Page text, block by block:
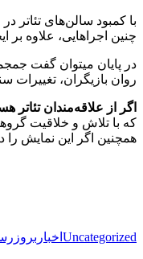
با کمبود سالن‌های تئاتر
چنین اجراهایی، علاوه بر
روان بازیگران، تغییرات
اگر از علاقه‌مندان تئاتر
که با تلاش و خلاقیت
همچنین اگر این نمایش را
Uncategorized اخبار